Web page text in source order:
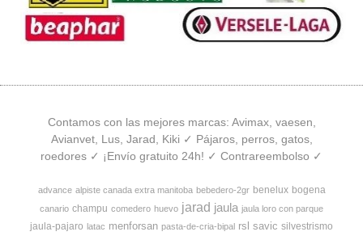
Contamos con las mejores marcas: Avimax, vaesen,
Avianvet, Lus, Jarad, Kiki ✓ Pájaros, perros, gatos,
roedores ✓ ¡Envío gratuito 24h! ✓ Contrareembolso ✓
advance alpiste canada extra manitoba bebedero-2gr benelux bogena
canario champu comedero huevo jarad jaula jaula loro con parque
jaula-pajaro latac menforsan pasta-de-cria-bipal rsl savic silvestrismo